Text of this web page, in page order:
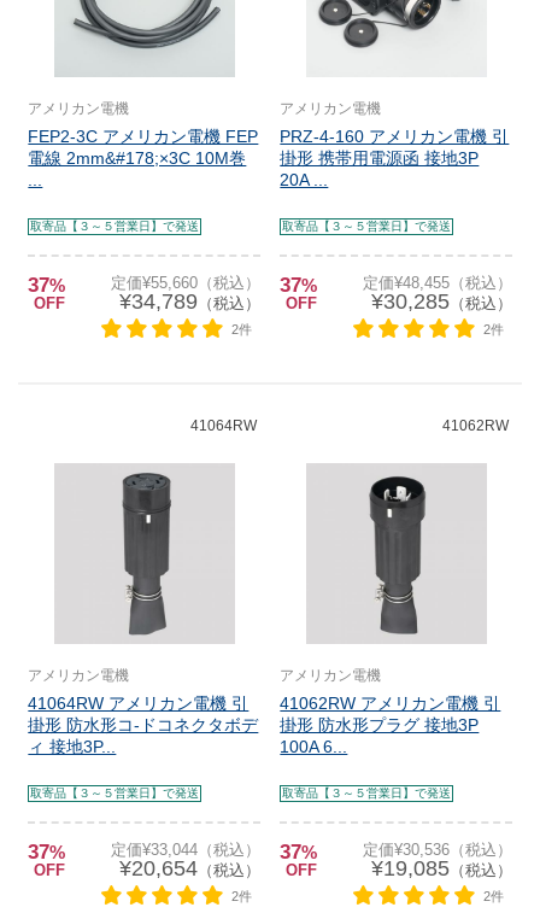
アメリカン電機
FEP2-3C アメリカン電機 FEP
電線 2mm&#178;×3C 10M巻
取寄品【３～５営業日】で発送
37%
OFF
定価¥55,660（税込）
¥34,789 （税込）
2件
アメリカン電機
PRZ-4-160 アメリカン電機 引
掛形 携帯用電源函 接地3P
20A ...
取寄品【３～５営業日】で発送
37%
OFF
定価¥48,455（税込）
¥30,285（税込）
2件
41064RW
アメリカン電機
41064RW アメリカン電機 引
掛形 防水形コ-ドコネクタボデ
ィ 接地3P...
取寄品【３～５営業日】で発送
37%
OFF
定価¥33,044（税込）
¥20,654（税込）
2件
41062RW
アメリカン電機
41062RW アメリカン電機 引
掛形 防水形プラグ 接地3P
100A 6...
取寄品【３～５営業日】で発送
37%
OFF
定価¥30,536（税込）
¥19,085（税込）
2件